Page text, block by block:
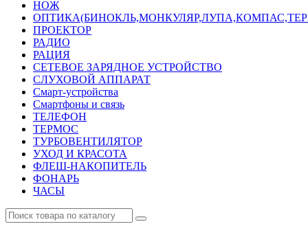
НОЖ
ПРОЕКТОР
РАДИО
РАЦИЯ
СЕТЕВОЕ ЗАРЯДНОЕ УСТРОЙСТВО
СЛУХОВОЙ АППАРАТ
Смарт-устройства
Смартфоны и связь
ТЕЛЕФОН
ТЕРМОС
ТУРБОВЕНТИЛЯТОР
УХОД И КРАСОТА
ФЛЕШ-НАКОПИТЕЛЬ
ФОНАРЬ
ЧАСЫ